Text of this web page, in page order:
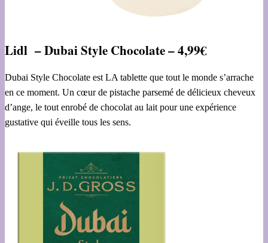
Lidl –Dubai Style Chocolate – 4,99€
Dubai Style Chocolate est LA tablette que tout le monde s’arrache
en ce moment. Un cœur de pistache parsemé de délicieux cheveux
d’ange, le tout enrobé de chocolat au lait pour une expérience
gustative qui éveille tous les sens.